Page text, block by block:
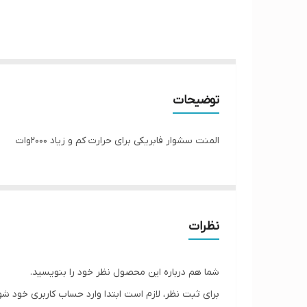
توضیحات
المنت سشوار فابریکی برای حرارت کم و زیاد ۲۰۰۰وات
نظرات
شما هم درباره این محصول نظر خود را بنویسید.
برای ثبت نظر، لازم است ابتدا وارد حساب کاربری خود